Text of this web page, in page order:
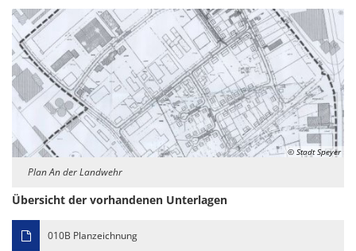
© Stadt Speyer
Plan An der Landwehr
Übersicht der vorhandenen Unterlagen
010B Planzeichnung